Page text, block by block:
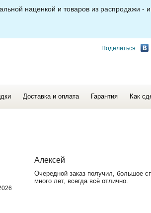
наценкой и товаров из распродажи
Поделиться
Доставка и оплата Гарантия Как
Алексей
Очередной заказ получил, большое
много лет, всегда всё отлично.